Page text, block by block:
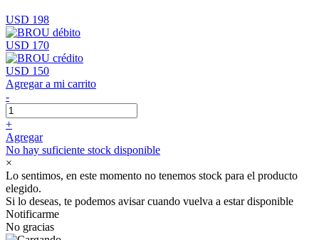
USD 198
USD 170
USD 150
Agregar a mi carrito
-
+
Agregar
No hay suficiente stock disponible
×
Lo sentimos, en este momento no tenemos stock para el producto
elegido.
Si lo deseas, te podemos avisar cuando vuelva a estar disponible
Notificarme
No gracias